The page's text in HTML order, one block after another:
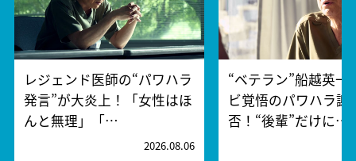
レジェンド医師の“パワハラ
発言”が大炎上！「女性はほ
んと無理」「…
2026.08.06
“ベテラン”船越英一
ビ覚悟のパワハラ謝
否！“後輩”だけに…